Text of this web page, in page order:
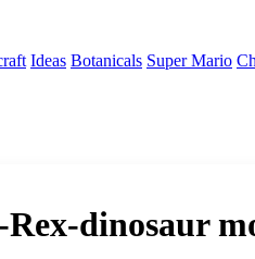
Ideas Botanicals Super Mario
dinosaur